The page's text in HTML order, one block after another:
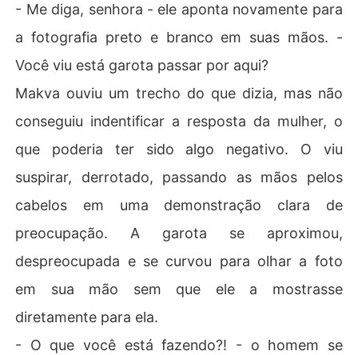
- Me diga, senhora - ele aponta novamente para
a fotografia preto e branco em suas mãos. -
Você viu está garota passar por aqui?
Makva ouviu um trecho do que dizia, mas não
conseguiu indentificar a resposta da mulher, o
que poderia ter sido algo negativo. O viu
suspirar, derrotado, passando as mãos pelos
cabelos em uma demonstração clara de
preocupação. A garota se aproximou,
despreocupada e se curvou para olhar a foto
em sua mão sem que ele a mostrasse
diretamente para ela.
- O que você está fazendo?! - o homem se